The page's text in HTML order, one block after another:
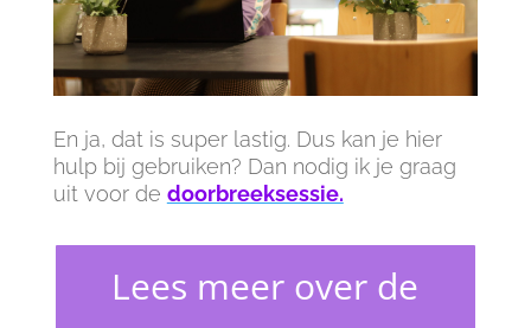
En ja, dat is super lastig. Dus kan je hier
hulp bij gebruiken? Dan nodig ik je graag
uit voor de doorbreeksessie.
Lees meer over de